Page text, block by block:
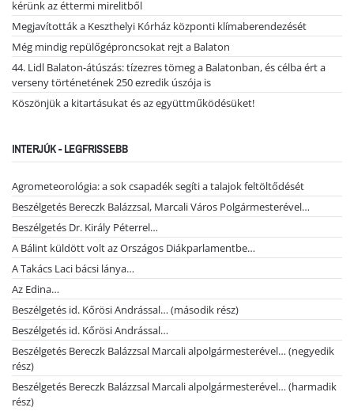
kérünk az éttermi mirelitből
Megjavították a Keszthelyi Kórház központi klímaberendezését
Még mindig repülőgéproncsokat rejt a Balaton
44. Lidl Balaton-átúszás: tízezres tömeg a Balatonban, és célba ért a
verseny történetének 250 ezredik úszója is
Köszönjük a kitartásukat és az együttműködésüket!
INTERJÚK - LEGFRISSEBB
Agrometeorológia: a sok csapadék segíti a talajok feltöltődését
Beszélgetés Bereczk Balázzsal, Marcali Város Polgármesterével…
Beszélgetés Dr. Király Péterrel…
A Bálint küldött volt az Országos Diákparlamentbe…
A Takács Laci bácsi lánya…
Az Edina…
Beszélgetés id. Kőrösi Andrással… (második rész)
Beszélgetés id. Kőrösi Andrással…
Beszélgetés Bereczk Balázzsal Marcali alpolgármesterével… (negyedik
rész)
Beszélgetés Bereczk Balázzsal Marcali alpolgármesterével… (harmadik
rész)